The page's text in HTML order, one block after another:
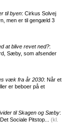
til byen: Cirkus Solvej
men er til gengæld 3
at blive revet ned?:
Sæby, som afsender
væk fra år 2030: Når et
er beboer på et
til Skagen og Sæby:
Sociale Pitstop... (kl.